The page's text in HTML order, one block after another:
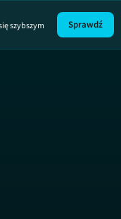
szybszym
Sprawdź